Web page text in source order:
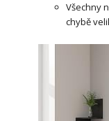
Všechny
chybě